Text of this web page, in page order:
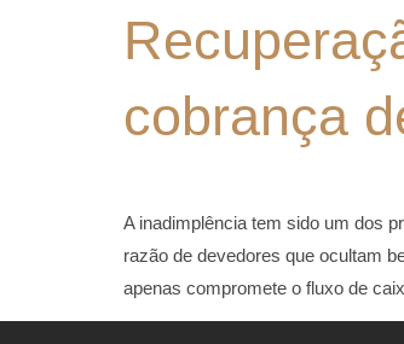
cobrança
A inadimplência tem sido um dos
razão de devedores que ocultam
apenas compromete o fluxo de